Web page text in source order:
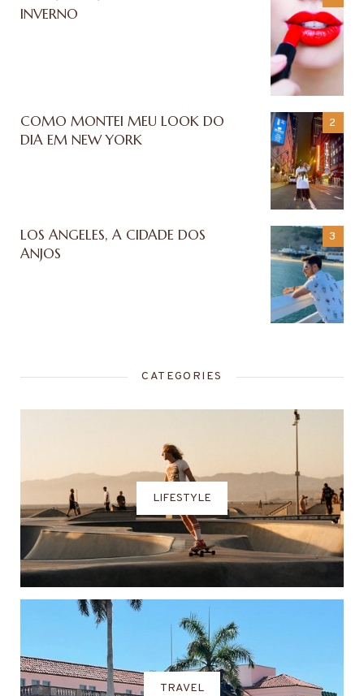
INVERNO
COMO MONTEI MEU LOOK DO
DIA EM NEW YORK
LOS ANGELES, A CIDADE DOS
ANJOS
CATEGORIES
LIFESTYLE
TRAVEL